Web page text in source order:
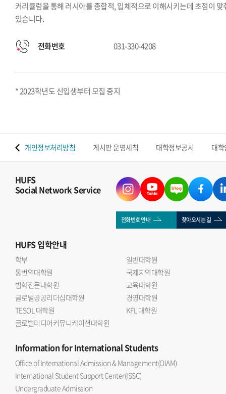
커리큘럼을 통해 러시아를 종합적, 입체적으로 이해시키는데 초점이 맞
있습니다.
전화번호 031-330-4208
* 2023학년도 신입생부터 모집 중지
개인정보처리방침 게시판 운영세칙 대학정보공시 대
HUFS
Social Network Service
전화번호 안내 찾아오시는 길
HUFS입학안내
학부
일반대학원
통번역대학원
국제지역대학원
법학전문대학원
교육대학원
글로벌공공리더십대학원
경영대학원
TESOL 대학원
KFL 대학원
글로벌미디어커뮤니케이션대학원
Informationfor International Students
Office of International Admission & Management(OIAM)
International Student Support Center(ISSC)
Undergraduate Admission